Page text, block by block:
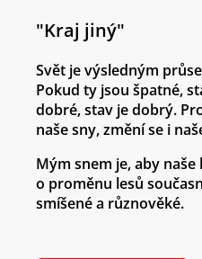
"Kraj jiný"
Svět je výsledným
Pokud ty jsou špatné,
dobré, stav je dobrý.
naše sny, změní se i
Mým snem je, aby
o proměnu lesů
smíšené a různověké.